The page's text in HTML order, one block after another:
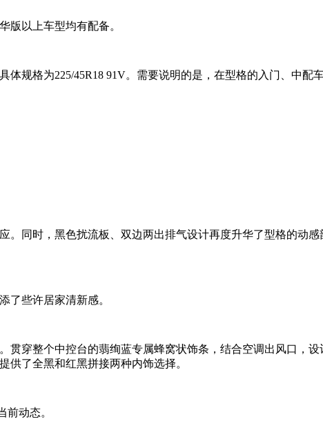
版以上车型均有配备。
规格为225/45R18 91V。需要说明的是，在型格的入门、中配
同时，黑色扰流板、双边两出排气设计再度升华了型格的动
了些许居家清新感。
穿整个中控台的翡绚蓝专属蜂窝状饰条，结合空调出风口，
供了全黑和红黑拼接两种内饰选择。
动态。